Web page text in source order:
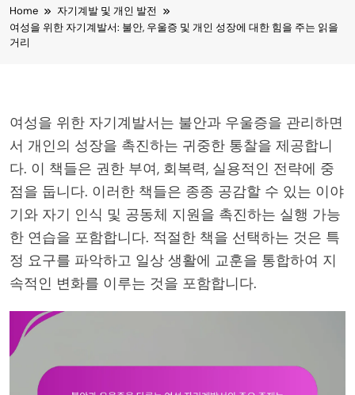
to
content
Home
자기계발 및 개인 발전
여성을 위한 자기계발서: 불안, 우울증 및 개인 성장에 대한 힘을 주는 읽을
거리
여성을 위한 자기계발서는 불안과 우울증을 관리하면
서 개인의 성장을 촉진하는 귀중한 통찰을 제공합니
다. 이 책들은 권한 부여, 회복력, 실용적인 전략에 중
점을 둡니다. 이러한 책들은 종종 공감할 수 있는 이야
기와 자기 인식 및 공동체 지원을 촉진하는 실행 가능
한 연습을 포함합니다. 적절한 책을 선택하는 것은 특
정 요구를 파악하고 일상 생활에 교훈을 통합하여 지
속적인 변화를 이루는 것을 포함합니다.